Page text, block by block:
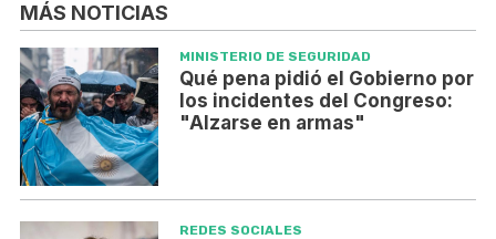
MÁS NOTICIAS
MINISTERIO DE SEGURIDAD
Qué pena pidió el Gobierno por
los incidentes del Congreso:
"Alzarse en armas"
REDES SOCIALES